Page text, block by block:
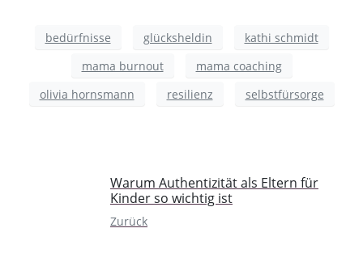
bedürfnisse glücksheldin
kathi schmidt
mama burnout
mama coaching
olivia hornsmann
resilienz selbstfürsorge
Warum Authentizität als Eltern für
Kinder so wichtig ist
Zurück